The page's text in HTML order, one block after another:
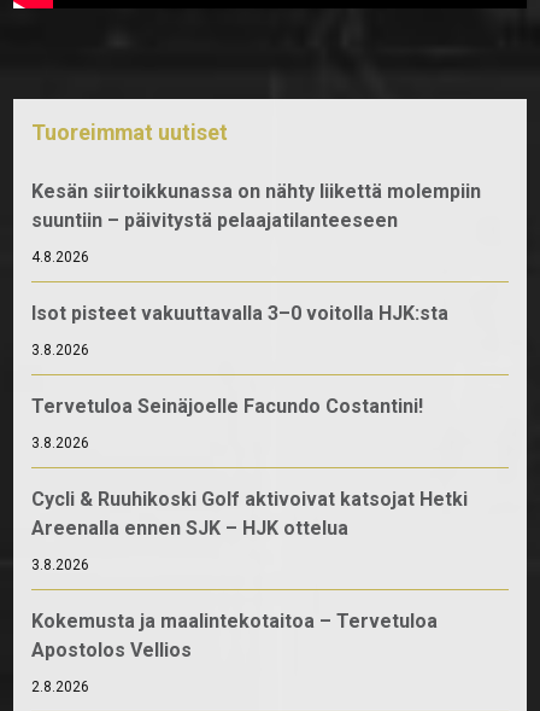
Tuoreimmat uutiset
Kesän siirtoikkunassa on nähty liikettä molempiin
suuntiin – päivitystä pelaajatilanteeseen
4.8.2026
Isot pisteet vakuuttavalla 3–0 voitolla HJK:sta
3.8.2026
Tervetuloa Seinäjoelle Facundo Costantini!
3.8.2026
Cycli & Ruuhikoski Golf aktivoivat katsojat Hetki
Areenalla ennen SJK – HJK ottelua
3.8.2026
Kokemusta ja maalintekotaitoa – Tervetuloa
Apostolos Vellios
2.8.2026